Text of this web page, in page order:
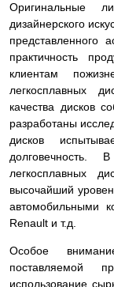
Оригинальные
дизайнерского
представленного
практичность
клиентам
легкосплавных
качества дисков
разработаны
дисков
легкосплавных
высочайший
автомобильными
Renault и т.д.
Особое
поставляемой
использование